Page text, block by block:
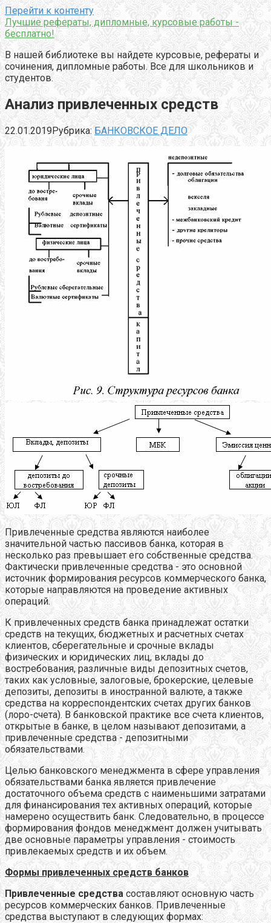
Перейти к контенту
Лучшие рефераты, дипломные, курсовые работы -
бесплатно!
В нашей библиотеке вы найдете курсовые, рефераты и
сочинения, дипломные работы. Все для школьников и
студентов.
Анализ привлеченных средств
22.01.2019Рубрика: БАНКОВСКОЕ ДЕЛО
Привлеченные средства являются наиболее
значительной частью пассивов банка, которая в
несколько раз превышает его собственные средства.
Фактически привлеченные средства - это основной
источник формирования ресурсов коммерческого банка,
которые направляются на проведение активных
операций.
К привлеченных средств банка принадлежат остатки
средств на текущих, бюджетных и расчетных счетах
клиентов, сберегательные и срочные вклады
физических и юридических лиц, вклады до
востребования, различные виды депозитных счетов,
таких как условные, залоговые, брокерские, целевые
депозиты, депозиты в иностранной валюте, а также
средства на корреспондентских счетах других банков
(лоро-счета). В банковской практике все счета клиентов,
открытые в банке, в целом называют депозитами, а
привлеченные средства - депозитными
обязательствами.
Целью банковского менеджмента в сфере управления
обязательствами банка является привлечение
достаточного объема средств с наименьшими затратами
для финансирования тех активных операций, которые
намерено осуществить банк. Следовательно, в процессе
формирования фондов менеджмент должен учитывать
две основные параметры управления - стоимость
привлекаемых средств и их объем.
Формы привлеченных средств банков
Привлеченные средства составляют основную часть
ресурсов коммерческих банков. Привлеченные
средства выступают в следующих формах: